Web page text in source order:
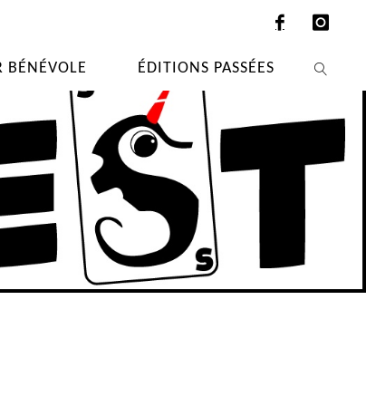
BÉNÉVOLE ÉDITIONS PASSÉES